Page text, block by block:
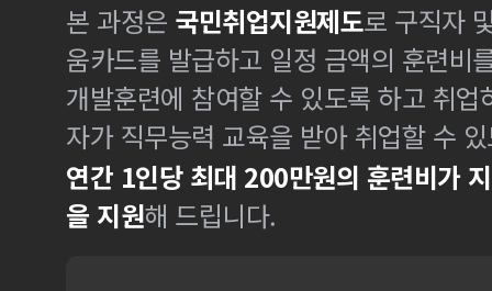
본 과정은 국민취업지원제도로 구직자
움카드를 발급하고 일정 금액의 훈련비
개발훈련에 참여할 수 있도록 하고 취
자가 직무능력 교육을 받아 취업할 수
연간 1인당 최대 200만원의 훈련비가
을 지원해 드립니다.